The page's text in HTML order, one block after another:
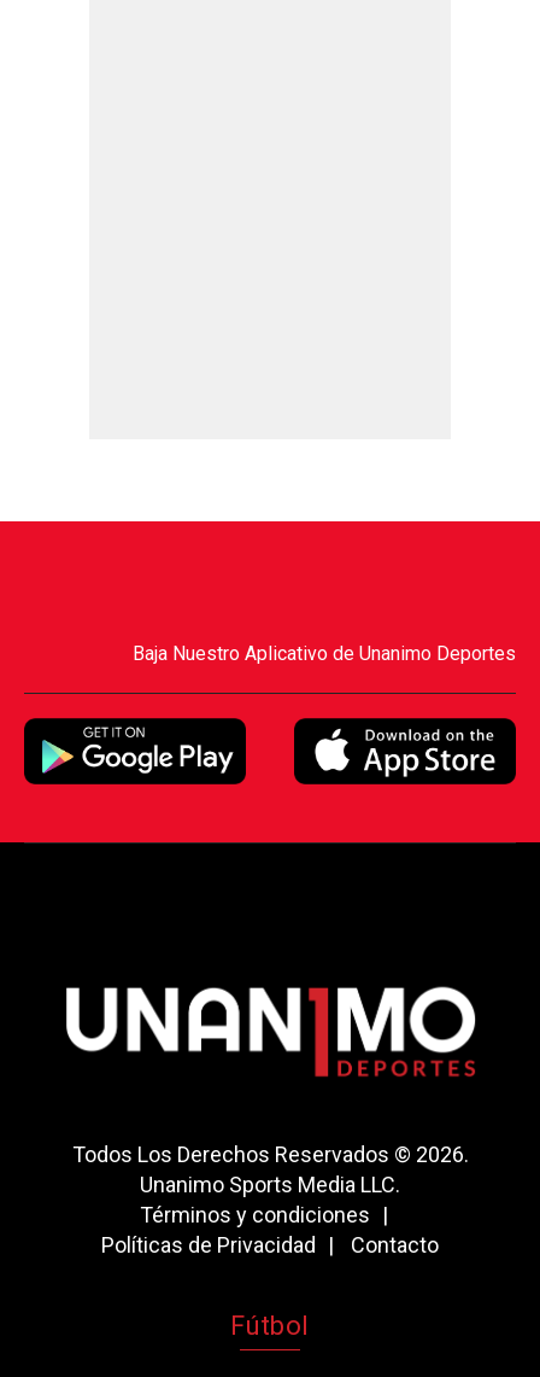
Baja Nuestro Aplicativo de Unanimo Deportes
Todos Los Derechos Reservados © 2026.
Unanimo Sports Media LLC.
Términos y condiciones
Políticas de Privacidad
Contacto
Fútbol